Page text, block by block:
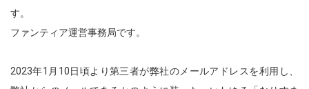
す。
ファンティア運営事務局です。
2023年1月10日頃より第三者が弊社のメールアドレスを利用し、